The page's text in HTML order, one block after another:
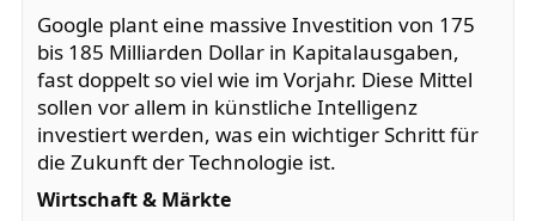
Google plant eine massive Investition von 175
bis 185 Milliarden Dollar in Kapitalausgaben,
fast doppelt so viel wie im Vorjahr. Diese Mittel
sollen vor allem in künstliche Intelligenz
investiert werden, was ein wichtiger Schritt für
die Zukunft der Technologie ist.
Wirtschaft & Märkte